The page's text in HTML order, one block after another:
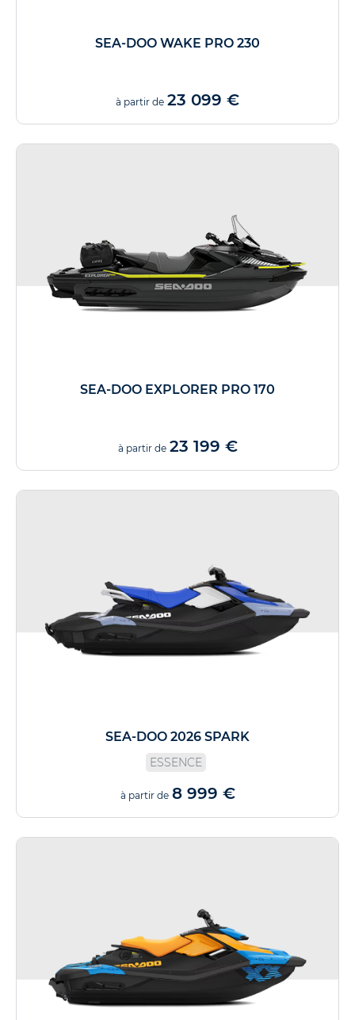
SEA-DOO WAKE PRO 230
à partir de 23 099 €
SEA-DOO EXPLORER PRO 170
à partir de 23 199 €
SEA-DOO 2026 SPARK
ESSENCE
à partir de 8 999 €